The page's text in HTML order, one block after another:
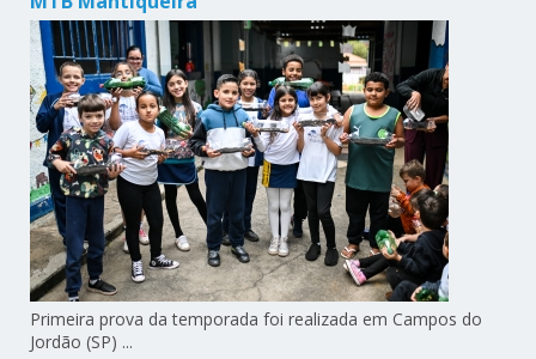
Primeira prova da temporada foi realizada em Campos do
Jordão (SP) ...